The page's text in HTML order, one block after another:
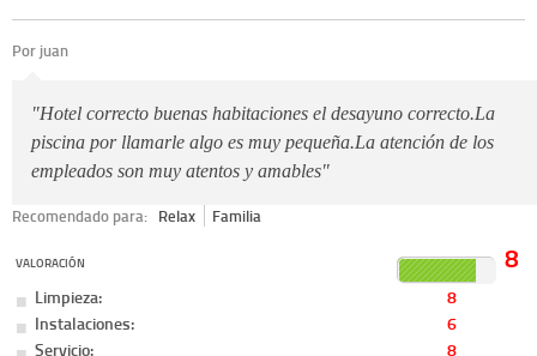
Por juan
"Hotel correcto buenas habitaciones el desayuno correcto.La
piscina por llamarle algo es muy pequeña.La atención de los
empleados son muy atentos y amables"
Recomendado para: Relax Familia
VALORACIÓN 8
Limpieza:
8
Instalaciones:
6
Servicio:
8